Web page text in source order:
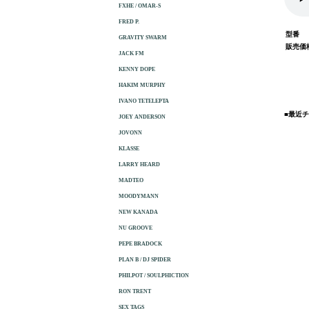
型番
販売価
■最近
FXHE / OMAR-S
FRED P.
GRAVITY SWARM
JACK FM
KENNY DOPE
HAKIM MURPHY
IVANO TETELEPTA
JOEY ANDERSON
JOVONN
KLASSE
LARRY HEARD
MADTEO
MOODYMANN
NEW KANADA
NU GROOVE
PEPE BRADOCK
PLAN B / DJ SPIDER
PHILPOT / SOULPHICTION
RON TRENT
SEX TAGS